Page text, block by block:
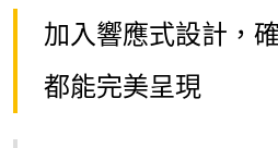
加入響應式設計，
都能完美呈現